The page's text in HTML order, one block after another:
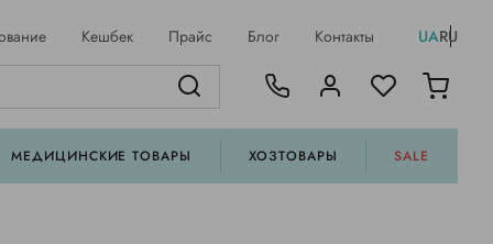
Кешбек Прайс Блог Контакты UARU
МЕДИЦИНСКИЕ ТОВАРЫ ХОЗТОВАРЫ SALE